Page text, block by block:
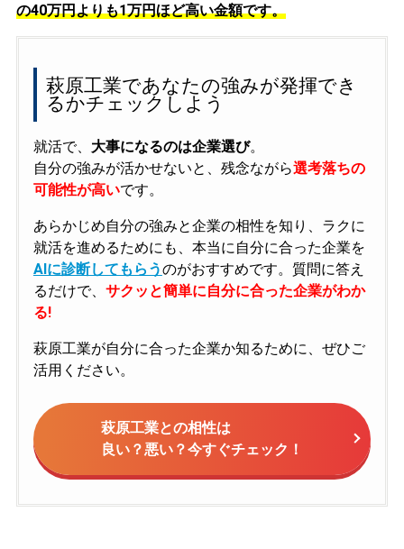
の40万円よりも1万円ほど高い金額です。
萩原工業であなたの強みが発揮でき
るかチェックしよう
就活で、 大事になるのは企業選び。
自分の強みが活かせないと、残念ながら選考落ちの
可能性が高いです。
あらかじめ自分の強みと企業の相性を知り、ラクに
就活を進めるためにも、本当に自分に合った企業を
AIに診断してもらうのがおすすめです。質問に答え
るだけで、 サクッと簡単に自分に合った企業がわか
る!
萩原工業が自分に合った企業か知るために、ぜひご
活用ください。
萩原工業との相性は
良い？悪い？今すぐチェック！